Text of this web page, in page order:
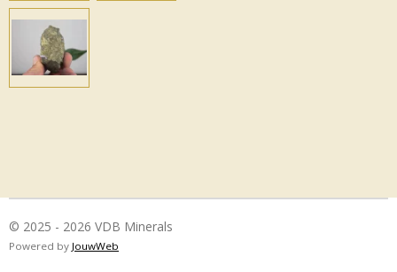
© 2025 - 2026 VDB Minerals
Powered by JouwWeb